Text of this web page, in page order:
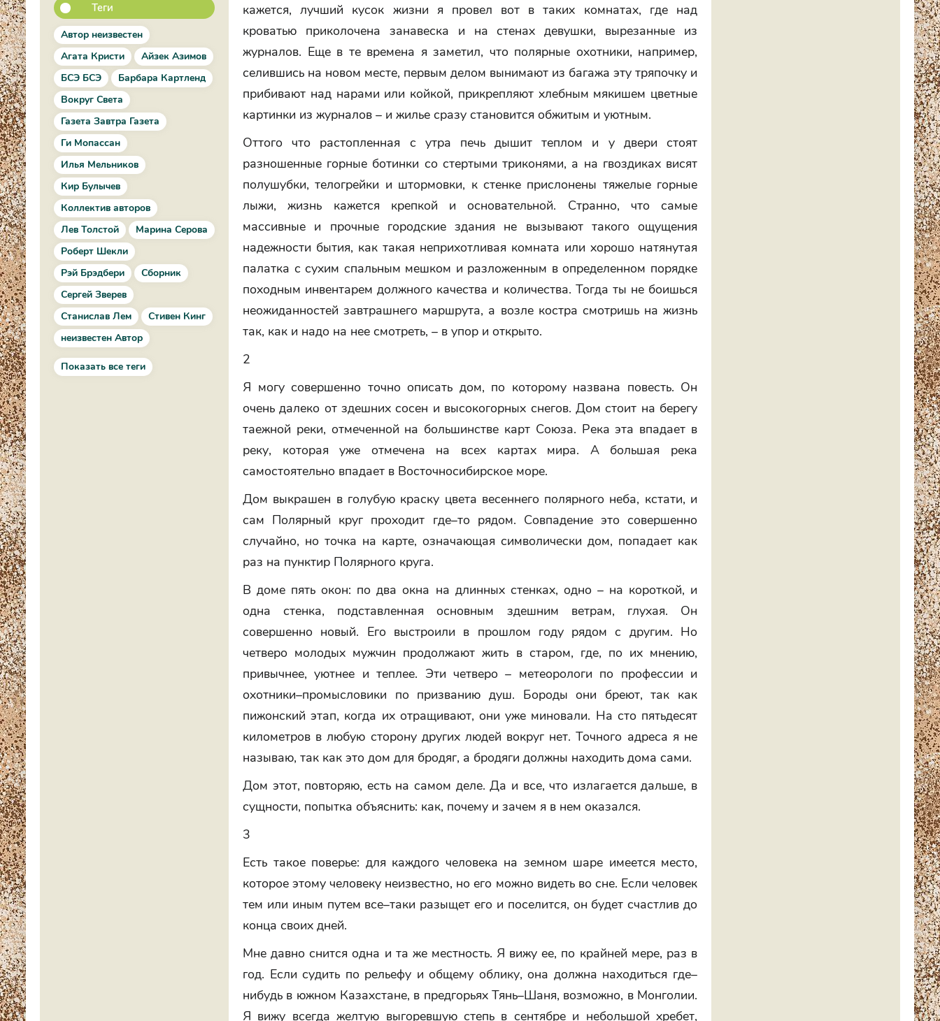
Теги
Автор неизвестен
Агата Кристи
Айзек Азимов
БСЭ БСЭ
Барбара Картленд
Вокруг Света
Газета Завтра Газета
Ги Мопассан
Илья Мельников
Кир Булычев
Коллектив авторов
Лев Толстой
Марина Серова
Роберт Шекли
Рэй Брэдбери
Сборник
Сергей Зверев
Станислав Лем
Стивен Кинг
неизвестен Автор
Показать все теги
кажется, лучший кусок жизни я провел вот в таких комнатах, где над
кроватью приколочена занавеска и на стенах девушки, вырезанные из
журналов. Еще в те времена я заметил, что полярные охотники, например,
селившись на новом месте, первым делом вынимают из багажа эту тряпочку и
прибивают над нарами или койкой, прикрепляют хлебным мякишем цветные
картинки из журналов – и жилье сразу становится обжитым и уютным.
Оттого что растопленная с утра печь дышит теплом и у двери стоят
разношенные горные ботинки со стертыми триконями, а на гвоздиках висят
полушубки, телогрейки и штормовки, к стенке прислонены тяжелые горные
лыжи, жизнь кажется крепкой и основательной. Странно, что самые
массивные и прочные городские здания не вызывают такого ощущения
надежности бытия, как такая неприхотливая комната или хорошо натянутая
палатка с сухим спальным мешком и разложенным в определенном порядке
походным инвентарем должного качества и количества. Тогда ты не боишься
неожиданностей завтрашнего маршрута, а возле костра смотришь на жизнь
так, как и надо на нее смотреть, – в упор и открыто.
2
Я могу совершенно точно описать дом, по которому названа повесть. Он
очень далеко от здешних сосен и высокогорных снегов. Дом стоит на берегу
таежной реки, отмеченной на большинстве карт Союза. Река эта впадает в
реку, которая уже отмечена на всех картах мира. А большая река
самостоятельно впадает в Восточносибирское море.
Дом выкрашен в голубую краску цвета весеннего полярного неба, кстати, и
сам Полярный круг проходит где–то рядом. Совпадение это совершенно
случайно, но точка на карте, означающая символически дом, попадает как
раз на пунктир Полярного круга.
В доме пять окон: по два окна на длинных стенках, одно – на короткой, и
одна стенка, подставленная основным здешним ветрам, глухая. Он
совершенно новый. Его выстроили в прошлом году рядом с другим. Но
четверо молодых мужчин продолжают жить в старом, где, по их мнению,
привычнее, уютнее и теплее. Эти четверо – метеорологи по профессии и
охотники–промысловики по призванию душ. Бороды они бреют, так как
пижонский этап, когда их отращивают, они уже миновали. На сто пятьдесят
километров в любую сторону других людей вокруг нет. Точного адреса я не
называю, так как это дом для бродяг, а бродяги должны находить дома сами.
Дом этот, повторяю, есть на самом деле. Да и все, что излагается дальше, в
сущности, попытка объяснить: как, почему и зачем я в нем оказался.
3
Есть такое поверье: для каждого человека на земном шаре имеется место,
которое этому человеку неизвестно, но его можно видеть во сне. Если человек
тем или иным путем все–таки разыщет его и поселится, он будет счастлив до
конца своих дней.
Мне давно снится одна и та же местность. Я вижу ее, по крайней мере, раз в
год. Если судить по рельефу и общему облику, она должна находиться где–
нибудь в южном Казахстане, в предгорьях Тянь–Шаня, возможно, в Монголии.
Я вижу всегда желтую выгоревшую степь в сентябре и небольшой хребет,